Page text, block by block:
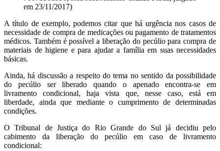
em 23/11/2017)
A título de exemplo, podemos citar que há urgência nos casos de
necessidade de compra de medicações ou pagamento de tratamentos
médicos. Também é possível a liberação do pecúlio para compra de
materiais de higiene e para ajudar a família em suas necessidades
básicas.
Ainda, há discussão a respeito do tema no sentido da possibilidade
do pecúlio ser liberado quando o apenado encontra-se em
livramento condicional, haja vista que, nesse caso, está em
liberdade, ainda que mediante o cumprimento de determinadas
condições.
O Tribunal de Justiça do Rio Grande do Sul já decidiu pelo
cabimento da liberação do pecúlio em caso de livramento
condicional: